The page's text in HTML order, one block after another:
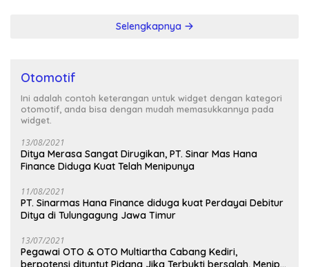
Selengkapnya
Otomotif
Ini adalah contoh keterangan untuk widget dengan kategori
otomotif, anda bisa dengan mudah memasukkannya pada
widget.
13/08/2021
Ditya Merasa Sangat Dirugikan, PT. Sinar Mas Hana
Finance Diduga Kuat Telah Menipunya
11/08/2021
PT. Sinarmas Hana Finance diduga kuat Perdayai Debitur
Ditya di Tulungagung Jawa Timur
13/07/2021
Pegawai OTO & OTO Multiartha Cabang Kediri,
berpotensi dituntut Pidana Jika Terbukti bersalah, Menipu